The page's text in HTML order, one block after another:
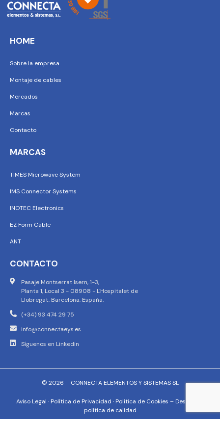
HOME
Sobre la empresa
Montaje de cables
Mercados
Marcas
Contacto
MARCAS
TIMES Microwave System
IMS Connector Systems
INOTEC Electronics
EZ Form Cable
ANT
CONTACTO
Pasaje Montserrat Isern, 1-3,
Planta 1, Local 3 - 08908 - L'Hospitalet de
Llobregat, Barcelona, España.
(+34) 93 474 29 75
info@connectaeys.es
Síguenos en Linkedin
© 2026 – CONNECTA ELEMENTOS Y SISTEMAS SL
Aviso Legal · Política de Privacidad · Política de Cookies – Descargar
política de calidad